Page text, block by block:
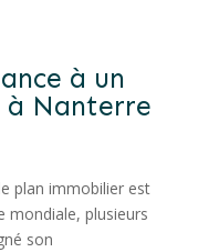
à un
à Nanterre
plan immobilier est
mondiale, plusieurs
son